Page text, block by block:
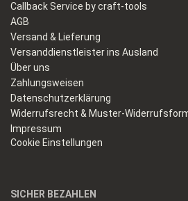
Callback Service by craft-tools
AGB
Versand & Lieferung
Versanddienstleister ins Ausland
Über uns
Zahlungsweisen
Datenschutzerklärung
Widerrufsrecht & Muster-
Impressum
Cookie Einstellungen
SICHER BEZAHLEN